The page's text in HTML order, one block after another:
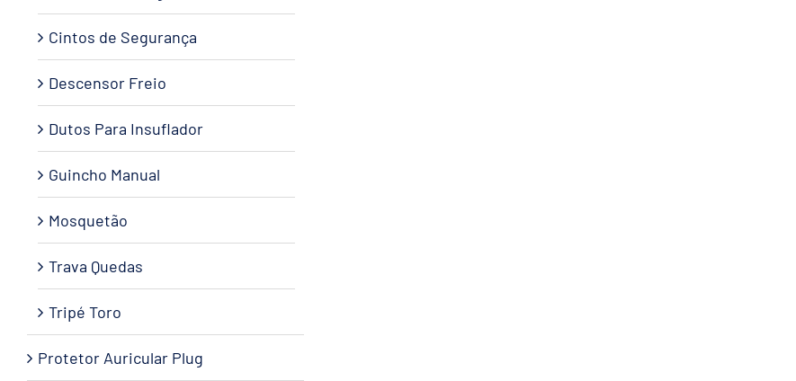
Cintos de Segurança
Descensor Freio
Dutos Para Insuflador
Guincho Manual
Mosquetão
Trava Quedas
Tripé Toro
Protetor Auricular Plug